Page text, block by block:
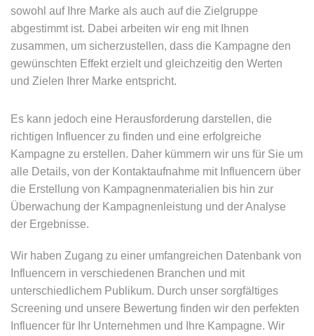
sowohl auf Ihre Marke als auch auf die Zielgruppe
abgestimmt ist. Dabei arbeiten wir eng mit Ihnen
zusammen, um sicherzustellen, dass die Kampagne den
gewünschten Effekt erzielt und gleichzeitig den Werten
und Zielen Ihrer Marke entspricht.
Es kann jedoch eine Herausforderung darstellen, die
richtigen Influencer zu finden und eine erfolgreiche
Kampagne zu erstellen. Daher kümmern wir uns für Sie um
alle Details, von der Kontaktaufnahme mit Influencern über
die Erstellung von Kampagnenmaterialien bis hin zur
Überwachung der Kampagnenleistung und der Analyse
der Ergebnisse.
Wir haben Zugang zu einer umfangreichen Datenbank von
Influencern in verschiedenen Branchen und mit
unterschiedlichem Publikum. Durch unser sorgfältiges
Screening und unsere Bewertung finden wir den perfekten
Influencer für Ihr Unternehmen und Ihre Kampagne. Wir